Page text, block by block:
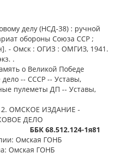
делу (НСД-38) : ручной
обороны Союза ССР ;
- Омск : ОГИЗ : ОМГИЗ, 1941.
.
о Великой Победе
дело -- СССР -- Уставы,
пулеметы ДП -- Уставы,
ОМСКОЕ ИЗДАНИЕ -
ДЕЛО
ББК 68.512.124-1я81
Омская ГОНБ
Омская ГОНБ